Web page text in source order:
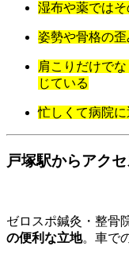
湿布や薬では
姿勢や骨格の
肩こりだけで
じている
忙しくて病院
戸塚駅からアク
ゼロスポ鍼灸・整骨
の便利な立地。車で